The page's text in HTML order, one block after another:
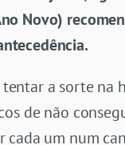
Novo)
a sorte na
de não
cada um num